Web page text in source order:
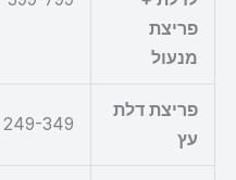
פריצת
מנעול
פריצת דלת
עץ
249-349